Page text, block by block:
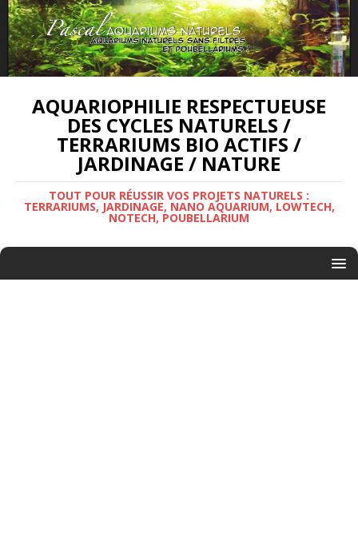
AQUARIOPHILIE RESPECTUEUSE
DES CYCLES NATURELS /
TERRARIUMS BIO ACTIFS /
JARDINAGE / NATURE
TOUT POUR RÉUSSIR VOS PROJETS NATURELS :
TERRARIUMS, JARDINAGE, NANO AQUARIUM, LOWTECH,
NOTECH, POUBELLARIUM